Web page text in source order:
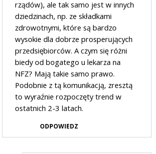
rządów), ale tak samo jest w innych
dziedzinach, np. ze składkami
zdrowotnymi, które są bardzo
wysokie dla dobrze prosperujących
przedsiębiorców. A czym się różni
biedy od bogatego u lekarza na
NFZ? Mają takie samo prawo.
Podobnie z tą komunikacją, zresztą
to wyraźnie rozpoczęty trend w
ostatnich 2-3 latach.
ODPOWIEDZ